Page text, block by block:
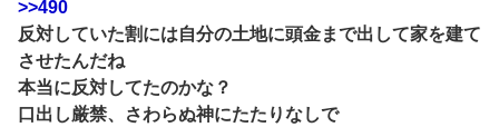
>>490
反対していた割には自分の土地に頭金まで出して家を建て
させたんだね
本当に反対してたのかな？
口出し厳禁、さわらぬ神にたたりなしで